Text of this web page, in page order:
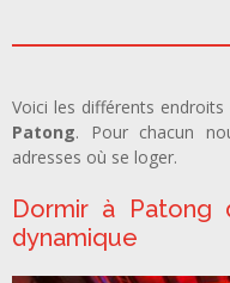
Voici les différents
Patong. Pour chacun
adresses où se loger.
Dormir à
dynamique